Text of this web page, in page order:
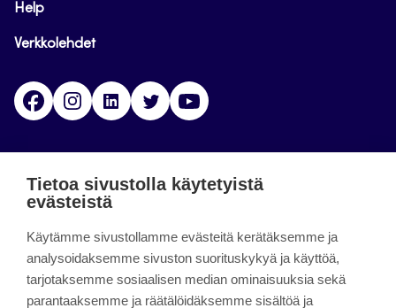
Help
Verkkolehdet
FacebookInstagramLinkedinTwitter
päättynyt 11.9.2023.
About the site
Tietoa sivustolla käytetyistä
evästeistä
Käytämme sivustollamme evästeitä kerätäksemme ja
analysoidaksemme sivuston suorituskykyä ja käyttöä,
tarjotaksemme sosiaalisen median ominaisuuksia sekä
parantaaksemme ja räätälöidäksemme sisältöä ja